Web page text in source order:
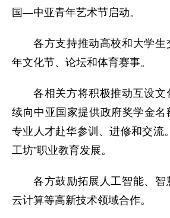
国—中亚青年艺术节启动。
各方支持推动高校和大学生
年文化节、论坛和体育赛事。
各相关方将积极推动互设文
续向中亚国家提供政府奖学金
专业人才赴华参训、进修和交流
工坊”职业教育发展。
各方鼓励拓展人工智能、智
云计算等高新技术领域合作。